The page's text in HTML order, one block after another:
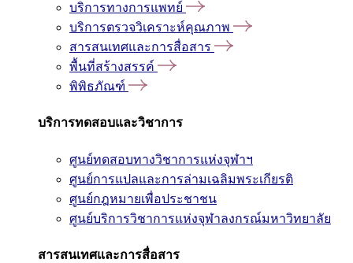
บริการทางการแพทย์
บริการตรวจวิเคราะห์คุณภาพ
สารสนเทศและการสื่อสาร
พื้นที่สร้างสรรค์
พิพิธภัณฑ์
บริการทดสอบและวิชาการ
ศูนย์ทดสอบทางวิชาการแห่งจุฬาฯ
ศูนย์การแปลและการล่ามเฉลิมพระเกียรติ
ศูนย์กฎหมายเพื่อประชาชน
ศูนย์บริการวิชาการแห่งจุฬาลงกรณ์มหาวิทยาลัย
สารสนเทศและการสื่อสาร